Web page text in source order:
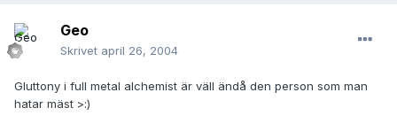
Geo
Skrivet april 26, 2004
Gluttony i full metal alchemist är väll ändå den person som man
hatar mäst >:)